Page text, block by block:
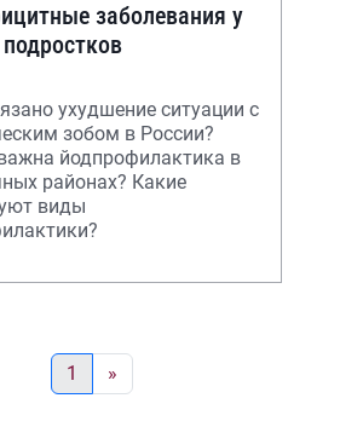
заболевания у
ухудшение ситуации с
зобом в России?
йодпрофилактика в
районах? Какие
виды
1 »